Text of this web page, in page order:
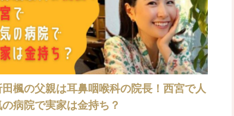
田楓の父親は耳鼻咽喉科の院長！西宮で人
の病院で実家は金持ち？